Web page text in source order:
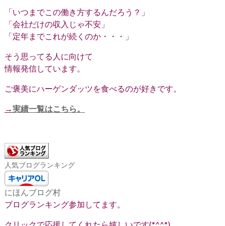
「いつまでこの働き方するんだろう？」
「会社だけの収入じゃ不安」
「定年までこれが続くのか・・・」
そう思ってる人に向けて
情報発信しています。
ご褒美にハーゲンダッツを食べるのが好きです。
→実績一覧はこちら。
人気ブログランキング
にほんブログ村
ブログランキング参加してます。